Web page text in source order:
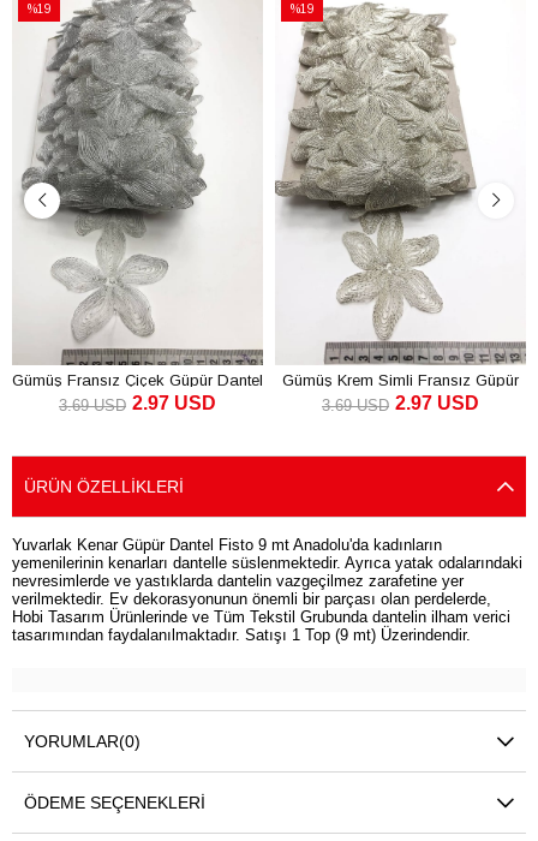
%19
İndirim
%19İndirim
Gümüş Fransız Çiçek Güpür Dantel
2.97 USD
3.69 USD
%19
İndirim
%19İndirim
Gümüş Krem Simli Fransız Güpür
Dantel
2.97 USD
3.69 USD
ÜRÜN ÖZELLIKLERI
Yuvarlak Kenar Güpür Dantel Fisto 9 mt Anadolu'da kadınların
yemenilerinin kenarları dantelle süslenmektedir. Ayrıca yatak odalarındaki
nevresimlerde ve yastıklarda dantelin vazgeçilmez zarafetine yer
verilmektedir. Ev dekorasyonunun önemli bir parçası olan perdelerde,
Hobi Tasarım Ürünlerinde ve Tüm Tekstil Grubunda dantelin ilham verici
tasarımından faydalanılmaktadır. Satışı 1 Top (9 mt) Üzerindendir.
YORUMLAR(0)
ÖDEME SEÇENEKLERI